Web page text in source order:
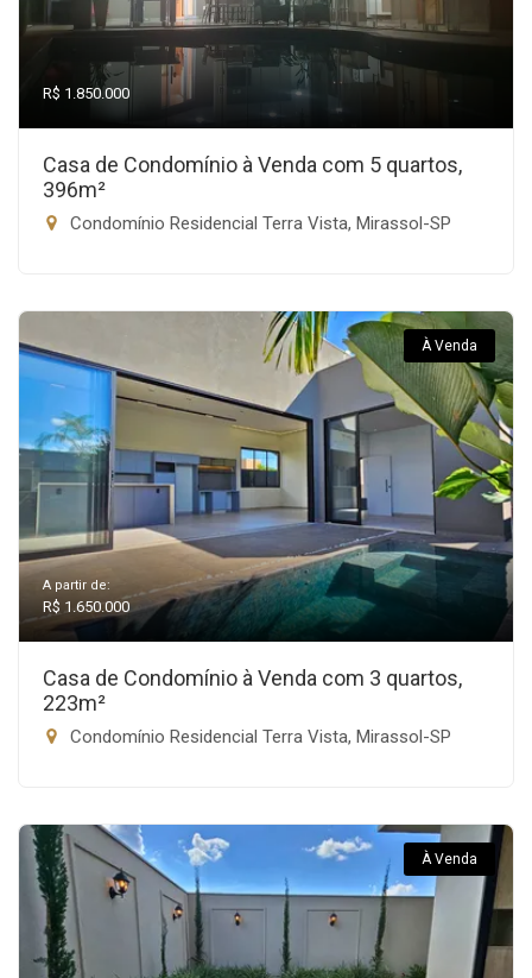
R$ 1.850.000
Casa de Condomínio à Venda com 5 quartos,
396m²
Condomínio Residencial Terra Vista, Mirassol-SP
À Venda
A partir de:
R$ 1.650.000
Casa de Condomínio à Venda com 3 quartos,
223m²
Condomínio Residencial Terra Vista, Mirassol-SP
À Venda